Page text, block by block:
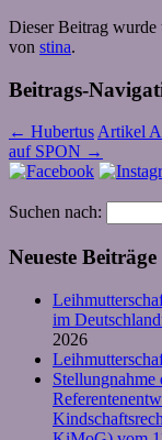
Dieser Beitrag wurde
von stina.
Beitrags-
← Hubertus Artikel
auf SPON →
Suchen nach:
Neueste Beiträge
im
2026
Stellungnahme